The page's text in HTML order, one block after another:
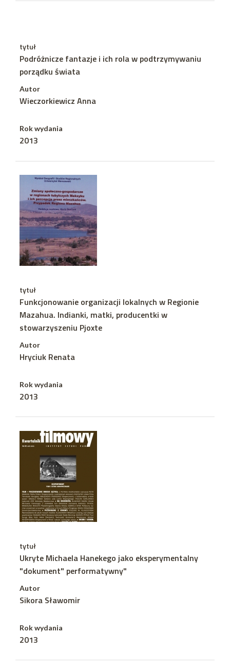
tytuł
Podróżnicze fantazje i ich rola w podtrzymywaniu
porządku świata
Autor
Wieczorkiewicz Anna
Rok wydania
2013
tytuł
Funkcjonowanie organizacji lokalnych w Regionie
Mazahua. Indianki, matki, producentki w
stowarzyszeniu Pjoxte
Autor
Hryciuk Renata
Rok wydania
2013
tytuł
Ukryte Michaela Hanekego jako eksperymentalny
"dokument" performatywny"
Autor
Sikora Sławomir
Rok wydania
2013